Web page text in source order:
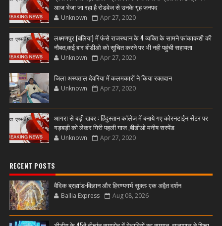
आज भेजा जा रहा है रोडवेज से उनके गृह जनपद
Unknown Apr 27, 2020
लक्ष्मणपुर (बलिया) में फंसे राजस्थान के 4 व्यक्ति के सामने फांकाकशी की
नौबत,कई बार बीडीओ को सूचित करने पर भी नही पहुंची सहायता
Unknown Apr 27, 2020
जिला अस्पताल देवरिया में कलमकारों ने किया रक्तदान
Unknown Apr 27, 2020
आगरा से बड़ी खबर : हिंदुस्तान कॉलेज में बनाये गए कोरनटाईन सेंटर पर
गड़बड़ी को लेकर गिरी पहली गाज ,बीडीओ मनीष सस्पेंड
Unknown Apr 27, 2020
RECENT POSTS
वैदिक ब्रह्मांड-विज्ञान और हिरण्यगर्भ सूक्त: एक अद्वैत दर्शन
Ballia Express Aug 08, 2026